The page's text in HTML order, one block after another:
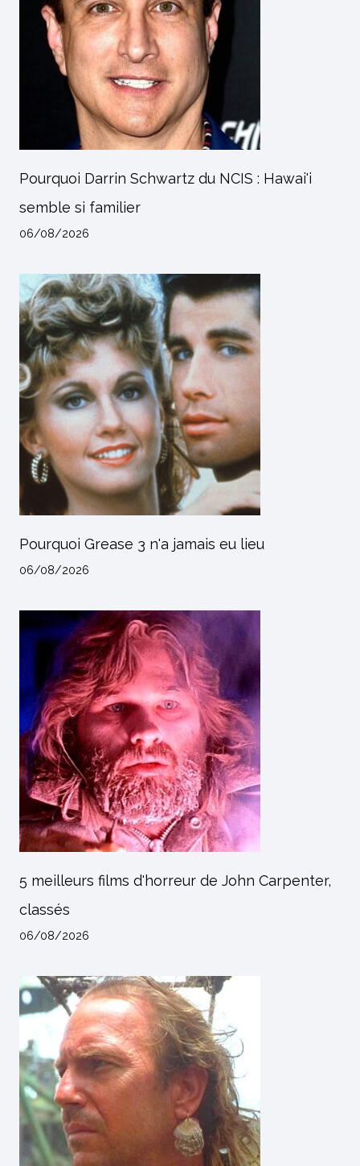
Pourquoi Darrin Schwartz du NCIS : Hawai'i
semble si familier
06/08/2026
Pourquoi Grease 3 n'a jamais eu lieu
06/08/2026
5 meilleurs films d'horreur de John Carpenter,
classés
06/08/2026